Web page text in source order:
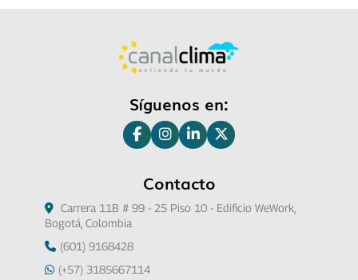
Síguenos en:
Contacto
Carrera 11B # 99 - 25 Piso 10 - Edificio WeWork,
Bogotá, Colombia
(601) 9168428
(+57) 3185667114